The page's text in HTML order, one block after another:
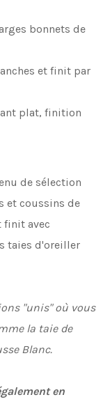
bonnets de
et finit par
plat, finition
de sélection
et coussins de
finit avec
taies d'oreiller
"unis" où vous
la taie de
Blanc.
en